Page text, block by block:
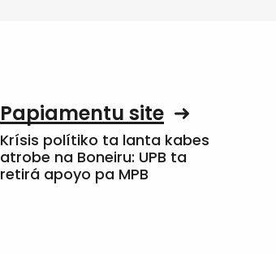
Papiamentu site
Krísis polítiko ta lanta kabes
atrobe na Boneiru: UPB ta
retirá apoyo pa MPB